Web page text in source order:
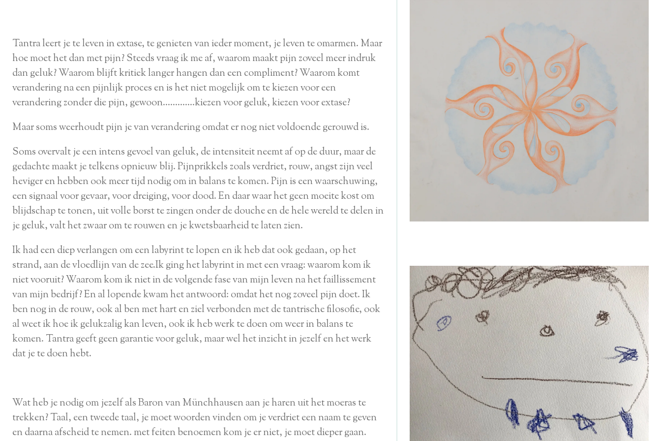
Tantra leert je te leven in extase, te genieten van ieder moment, je leven te omarmen. Maar
hoe moet het dan met pijn? Steeds vraag ik me af, waarom maakt pijn zoveel meer indruk
dan geluk? Waarom blijft kritiek langer hangen dan een compliment? Waarom komt
verandering na een pijnlijk proces en is het niet mogelijk om te kiezen voor een
verandering zonder die pijn, gewoon………….kiezen voor geluk, kiezen voor extase?
Maar soms weerhoudt pijn je van verandering omdat er nog niet voldoende gerouwd is.
Soms overvalt je een intens gevoel van geluk, de intensiteit neemt af op de duur, maar de
gedachte maakt je telkens opnieuw blij. Pijnprikkels zoals verdriet, rouw, angst zijn veel
heviger en hebben ook meer tijd nodig om in balans te komen. Pijn is een waarschuwing,
een signaal voor gevaar, voor dreiging, voor dood. En daar waar het geen moeite kost om
blijdschap te tonen, uit volle borst te zingen onder de douche en de hele wereld te delen in
je geluk, valt het zwaar om te rouwen en je kwetsbaarheid te laten zien.
Ik had een diep verlangen om een labyrint te lopen en ik heb dat ook gedaan, op het
strand, aan de vloedlijn van de zee.Ik ging het labyrint in met een vraag: waarom kom ik
niet vooruit? Waarom kom ik niet in de volgende fase van mijn leven na het faillissement
van mijn bedrijf? En al lopende kwam het antwoord: omdat het nog zoveel pijn doet. Ik
ben nog in de rouw, ook al ben met hart en ziel verbonden met de tantrische filosofie, ook
al weet ik hoe ik gelukzalig kan leven, ook ik heb werk te doen om weer in balans te
komen. Tantra geeft geen garantie voor geluk, maar wel het inzicht in jezelf en het werk
dat je te doen hebt.
Wat heb je nodig om jezelf als Baron van Münchhausen aan je haren uit het moeras te
trekken? Taal, een tweede taal, je moet woorden vinden om je verdriet een naam te geven
en daarna afscheid te nemen. met feiten benoemen kom je er niet, je moet dieper gaan.